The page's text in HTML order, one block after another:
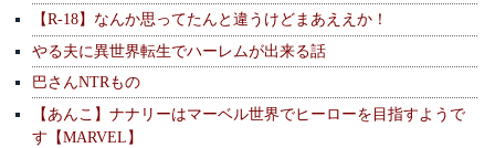
【R-18】なんか思ってたんと違うけどまあええか！
やる夫に異世界転生でハーレムが出来る話
巴さんNTRもの
【あんこ】ナナリーはマーベル世界でヒーローを目指すようで
す【MARVEL】